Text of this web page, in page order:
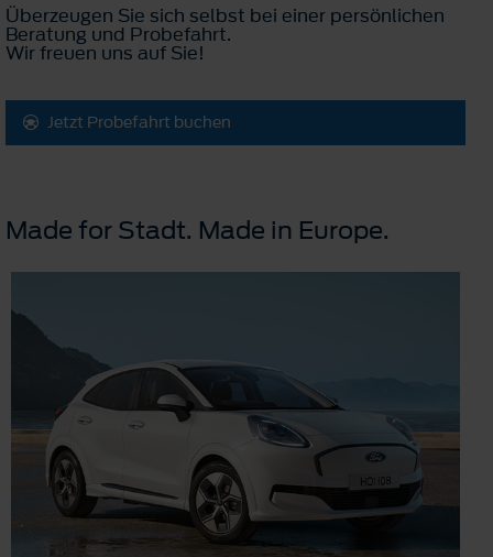
Überzeugen Sie sich selbst bei einer persönlichen
Beratung und Probefahrt.
Wir freuen uns auf Sie!
Jetzt Probefahrt buchen
Made for Stadt. Made in Europe.